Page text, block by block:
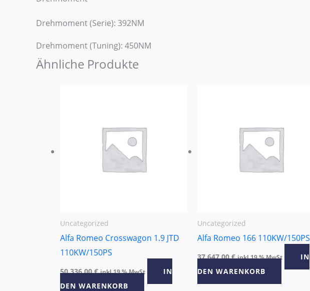
Drehmoment (Serie): 392NM
Drehmoment (Tuning): 450NM
Ähnliche Produkte
Uncategorized
Alfa Romeo Crosswagon 1.9 JTD
110KW/150PS
50.336,00€ inkl 19 % MwSt
IN
DEN WARENKORB
Uncategorized
Alfa Romeo 166 110KW/150PS
37.647,00€ inkl 19 % MwSt
IN
DEN WARENKORB